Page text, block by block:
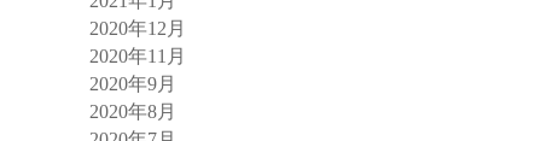
2020年12月
2020年11月
2020年9月
2020年8月